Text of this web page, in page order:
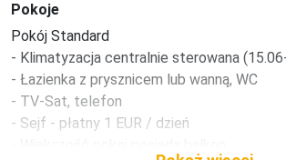
Pokoje
Pokój Standard
- Klimatyzacja centralnie sterowana
- Łazienka z prysznicem lub wanną, WC
- TV-Sat, telefon
- Sejf - płatny 1 EUR / dzień